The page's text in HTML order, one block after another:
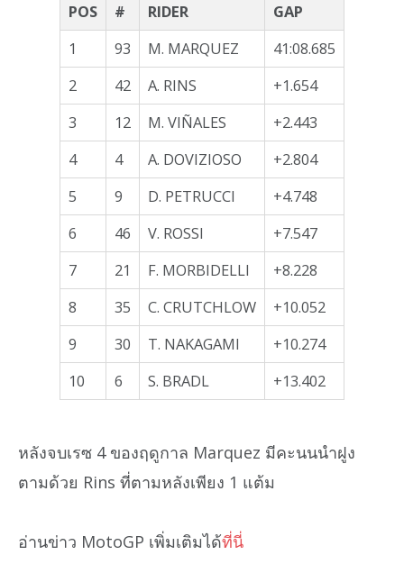
POS # RIDER
GAP
1
93 M. MARQUEZ
41:08.685
2
42 A. RINS
+1.654
3
12 M. VIÑALES
+2.443
4
4 A. DOVIZIOSO
+2.804
5
9 D. PETRUCCI
+4.748
6
46 V. ROSSI
+7.547
7
21 F. MORBIDELLI
+8.228
8
35 C. CRUTCHLOW
+10.052
9
30 T. NAKAGAMI
+10.274
10
6 S. BRADL +13.402
หลังจบเรซ 4 ของฤดูกาล Marquez มีคะนนนำฝูง
ตามด้วย Rins ที่ตามหลังเพียง 1 แต้ม
อ่านข่าว MotoGP เพิ่มเติมได้ที่นี่